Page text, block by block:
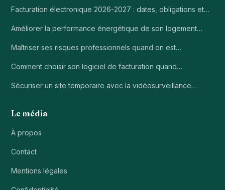
Facturation électronique 2026-2027 : dates, obligations et…
Améliorer la performance énergétique de son logement…
Maîtriser ses risques professionnels quand on est…
Comment choisir son logiciel de facturation quand…
Sécuriser un site temporaire avec la vidéosurveillance…
Le média
À propos
Contact
Mentions légales